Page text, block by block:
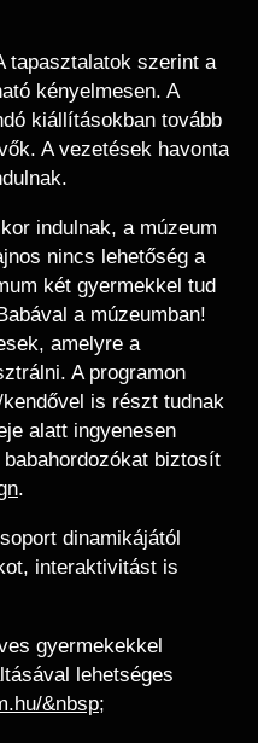
tapasztalatok szerint a
kényelmesen. A
kiállításokban tovább
A vezetések havonta
indulnak, a múzeum
nincs lehetőség a
két gyermekkel tud
a múzeumban!
amelyre a
A programon
is részt tudnak
alatt ingyenesen
biztosít
.
dinamikájától
interaktivitást is
gyermekekkel
lehetséges
&nbsp;